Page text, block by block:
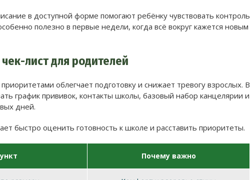
в доступной форме помогают ребёнку чувствовать контроль
полезно в первые недели, когда всё вокруг кажется новым
лист для родителей
облегчает подготовку и снижает тревогу взрослых. В
график прививок, контакты школы, базовый набор канцелярии и
дней.
быстро оценить готовность к школе и расставить приоритеты.
Почему важно